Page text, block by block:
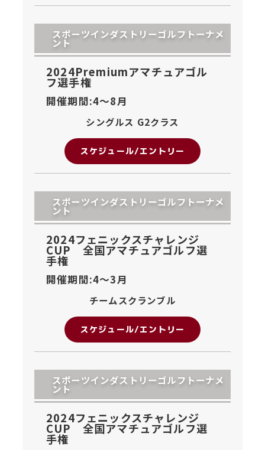
スポーツインダストリーゴルフトーナメ
ント
2024Premiumアマチュアゴル
フ選手権
開催期間:4〜8月
シングルス G2クラス
スケジュール/エントリー
スポーツインダストリーゴルフトーナメ
ント
2024フェニックスチャレンジ
CUP 全国アマチュアゴルフ選
手権
開催期間:4〜3月
チームスクランブル
スケジュール/エントリー
スポーツインダストリーゴルフトーナメ
ント
2024フェニックスチャレンジ
CUP 全国アマチュアゴルフ選
手権